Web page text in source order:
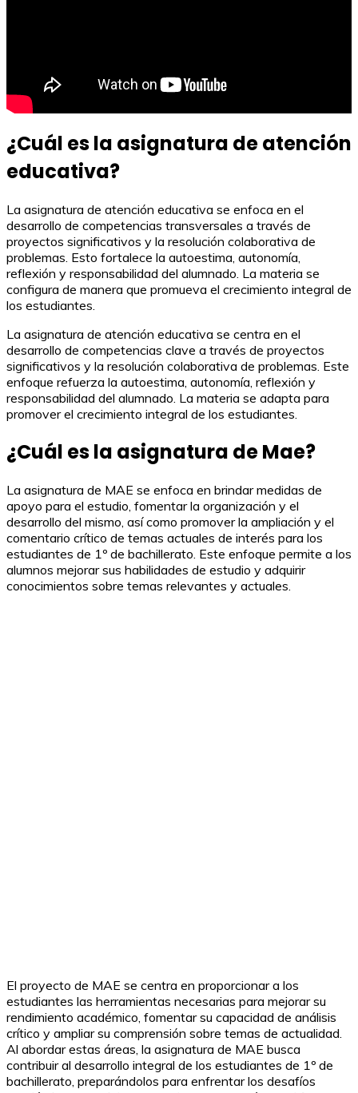
¿Cuál es la asignatura de atención
educativa?
La asignatura de atención educativa se enfoca en el
desarrollo de competencias transversales a través de
proyectos significativos y la resolución colaborativa de
problemas. Esto fortalece la autoestima, autonomía,
reflexión y responsabilidad del alumnado. La materia se
configura de manera que promueva el crecimiento integral de
los estudiantes.
La asignatura de atención educativa se centra en el
desarrollo de competencias clave a través de proyectos
significativos y la resolución colaborativa de problemas. Este
enfoque refuerza la autoestima, autonomía, reflexión y
responsabilidad del alumnado. La materia se adapta para
promover el crecimiento integral de los estudiantes.
¿Cuál es la asignatura de Mae?
La asignatura de MAE se enfoca en brindar medidas de
apoyo para el estudio, fomentar la organización y el
desarrollo del mismo, así como promover la ampliación y el
comentario crítico de temas actuales de interés para los
estudiantes de 1º de bachillerato. Este enfoque permite a los
alumnos mejorar sus habilidades de estudio y adquirir
conocimientos sobre temas relevantes y actuales.
El proyecto de MAE se centra en proporcionar a los
estudiantes las herramientas necesarias para mejorar su
rendimiento académico, fomentar su capacidad de análisis
crítico y ampliar su comprensión sobre temas de actualidad.
Al abordar estas áreas, la asignatura de MAE busca
contribuir al desarrollo integral de los estudiantes de 1º de
bachillerato, preparándolos para enfrentar los desafíos